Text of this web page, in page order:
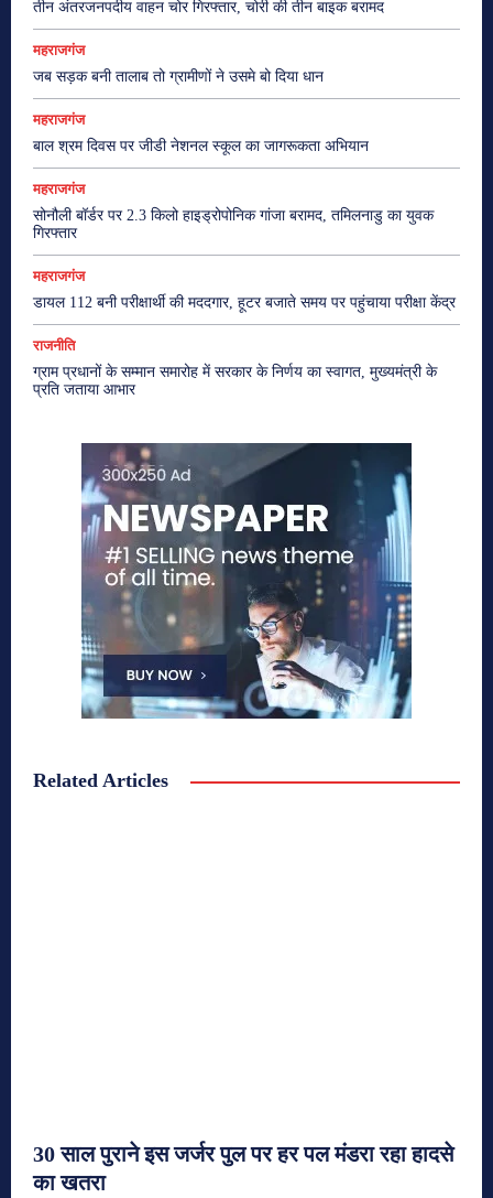
तीन अंतरजनपदीय वाहन चोर गिरफ्तार, चोरी की तीन बाइक बरामद
महराजगंज
जब सड़क बनी तालाब तो ग्रामीणों ने उसमे बो दिया धान
महराजगंज
बाल श्रम दिवस पर जीडी नेशनल स्कूल का जागरूकता अभियान
महराजगंज
सोनौली बॉर्डर पर 2.3 किलो हाइड्रोपोनिक गांजा बरामद, तमिलनाडु का युवक
गिरफ्तार
महराजगंज
डायल 112 बनी परीक्षार्थी की मददगार, हूटर बजाते समय पर पहुंचाया परीक्षा केंद्र
राजनीति
ग्राम प्रधानों के सम्मान समारोह में सरकार के निर्णय का स्वागत, मुख्यमंत्री के
प्रति जताया आभार
Related Articles
30 साल पुराने इस जर्जर पुल पर हर पल मंडरा रहा हादसे
का खतरा